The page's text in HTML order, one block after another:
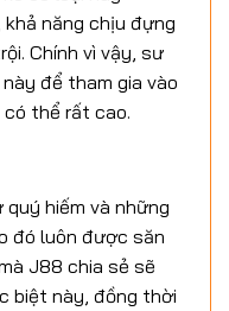
năng chịu đựng
Chính vì vậy, sư
để tham gia vào
thể rất cao.
hiếm và những
đó luôn được săn
J88 chia sẻ sẽ
biệt này, đồng thời